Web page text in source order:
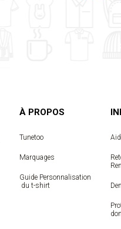
À PROPOS
Tunetoo
Marquages
Guide Personnalisation
du t-shirt